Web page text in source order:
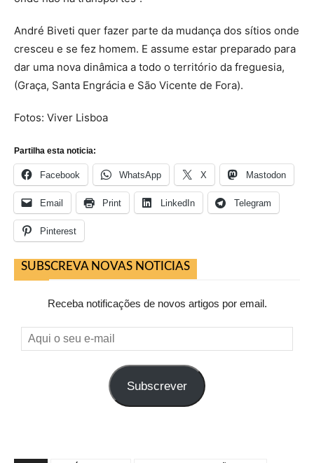
André Biveti quer fazer parte da mudança dos sítios onde
cresceu e se fez homem. E assume estar preparado para
dar uma nova dinâmica a todo o território da freguesia,
(Graça, Santa Engrácia e São Vicente de Fora).
Fotos: Viver Lisboa
Partilha esta noticia:
Facebook WhatsApp X Mastodon
Email Print LinkedIn Telegram
Pinterest
SUBSCREVA NOVAS NOTICIAS
Receba notificações de novos artigos por email.
Aqui
o
Subscrever